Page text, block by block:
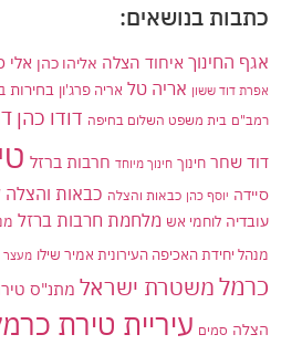
כתבות בנושאים:
אגף החינוך איחוד הצלה אליהו כהן אלי
אפרת דוד ששון אריה טל אריה פרג'ון בחירות
רמב"ם בית משפט השלום בחיפה דודו כהן
דוד שחר חינוך חינוך מיוחד חרבות ברזל
סיידה יוסף כהן כבאות והצלה כבאות והצלה
עובדיה לוחמי אש מלחמת חרבות ברזל
מנהל יחידת האכיפה העירונית אמיר שילו מעצר
כרמלמשטרת ישראל מתנ"ס
הצלה סמים עיריית טירת